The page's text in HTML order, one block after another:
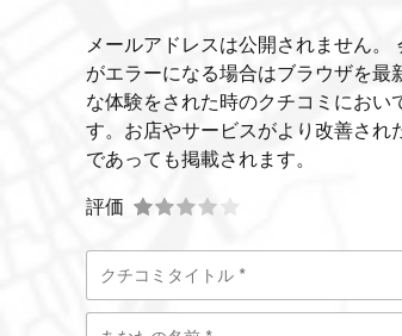
メールアドレスは公開されません
がエラーになる場合はブラウザを
な体験をされた時のクチコミにお
す。お店やサービスがより改善さ
であっても掲載されます。
評価